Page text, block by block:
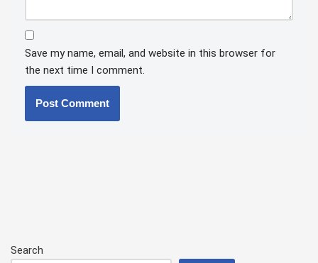
Save my name, email, and website in this browser for
the next time I comment.
Search